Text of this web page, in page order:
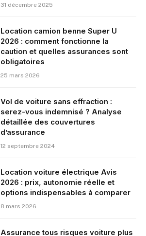
31 décembre 2025
Location camion benne Super U
2026 : comment fonctionne la
caution et quelles assurances sont
obligatoires
25 mars 2026
Vol de voiture sans effraction :
serez-vous indemnisé ? Analyse
détaillée des couvertures
d’assurance
12 septembre 2024
Location voiture électrique Avis
2026 : prix, autonomie réelle et
options indispensables à comparer
8 mars 2026
Assurance tous risques voiture plus